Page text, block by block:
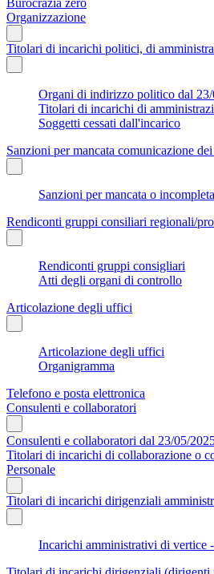
Organizzazione
Titolari di incarichi politici, di
Organi di indirizzo politico dal
Titolari di incarichi di
Soggetti cessati dall'incarico
Sanzioni per mancata comunicazione
Sanzioni per mancata o
Rendiconti gruppi consiliari regionali/
Rendiconti gruppi consigliari
Atti degli organi di controllo
Articolazione degli uffici
Articolazione degli uffici
Organigramma
Telefono e posta elettronica
Consulenti e collaboratori
Consulenti e collaboratori dal 23/05/
Titolari di incarichi di collaborazione o
Personale
Titolari di incarichi dirigenziali
Incarichi amministrativi di vertice